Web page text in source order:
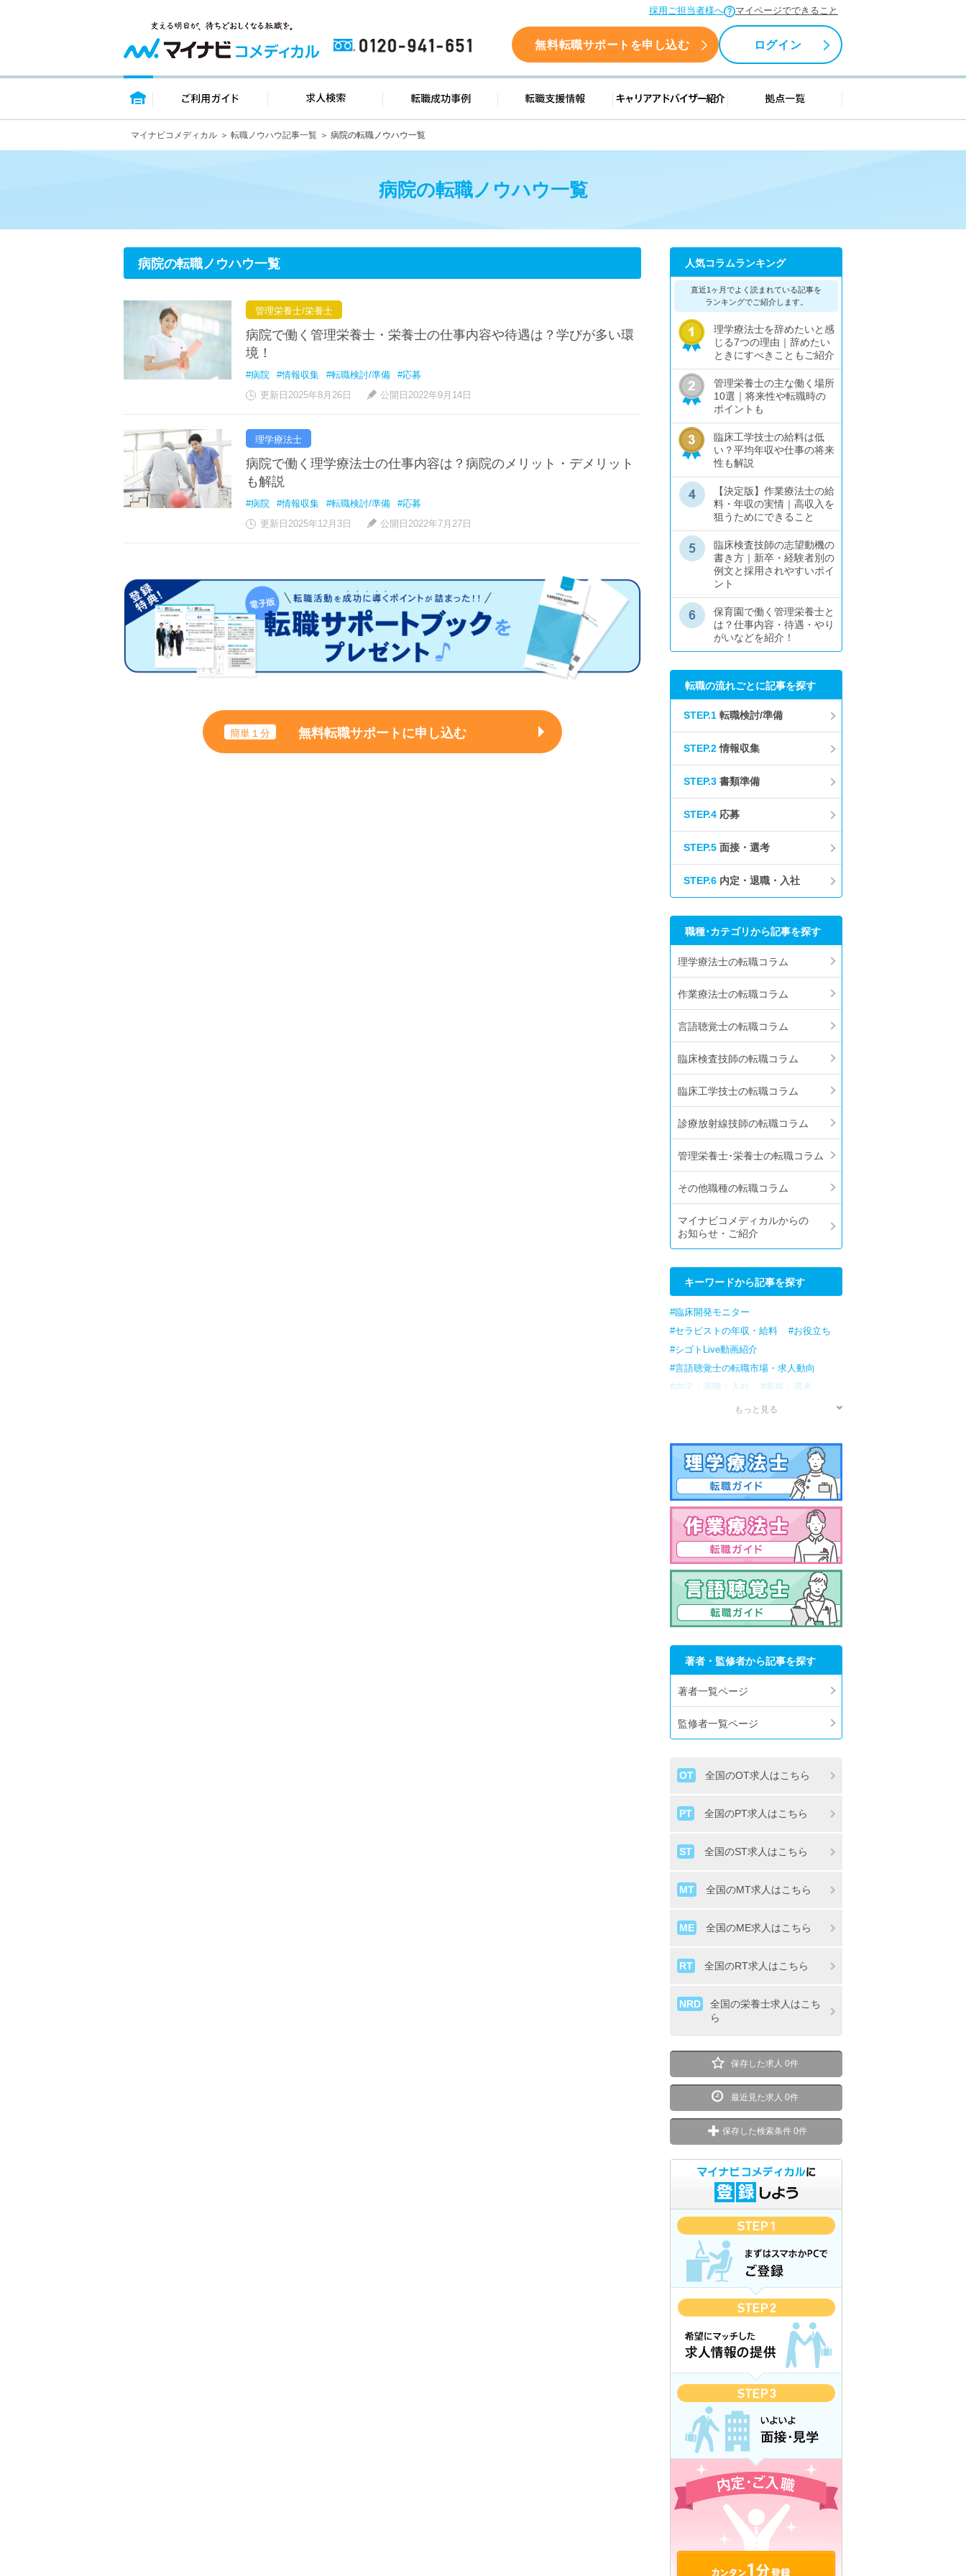
採用ご担当者様へ マイページでできること
0120-941-651 無料転職サポートを申し込む ログイン
トップページ ご利用ガイド 求人検索 転職成功事例 転職支援情報 キャリアアドバイザー紹介 拠点一覧
マイナビコメディカル 転職ノウハウ記事一覧 病院の転職ノウハウ一覧
病院の転職ノウハウ一覧
病院の転職ノウハウ一覧
管理栄養士/栄養士
病院で働く管理栄養士・栄養士の仕事内容や待遇は？学びが多い環
境！
#病院 #情報収集 #転職検討/準備
#応募
更新日2025年8月26日
公開日2022年9月14日
理学療法士
病院で働く理学療法士の仕事内容は？病院のメリット・デメリット
も解説
#病院 #情報収集 #転職検討/準備
#応募
更新日2025年12月3日
公開日2022年7月27日
簡単１分 無料転職サポートに申し込む
人気コラムランキング
直近1ヶ月でよく読まれている記事を
ランキングでご紹介します。
理学療法士を辞めたいと感
じる7つの理由｜辞めたい
ときにすべきこともご紹介
管理栄養士の主な働く場所
10選｜将来性や転職時の
ポイントも
臨床工学技士の給料は低
い？平均年収や仕事の将来
性も解説
【決定版】作業療法士の給
料・年収の実情｜高収入を
狙うためにできること
臨床検査技師の志望動機の
書き方｜新卒・経験者別の
例文と採用されやすいポイ
ント
保育園で働く管理栄養士と
は？仕事内容・待遇・やり
がいなどを紹介！
転職の流れごとに記事を探す
STEP.1 転職検討/準備
STEP.2情報収集
STEP.3 書類準備
STEP.4 応募
STEP.5 面接・選考
STEP.6 内定・退職・入社
職種･カテゴリから記事を探す
理学療法士の転職コラム
作業療法士の転職コラム
言語聴覚士の転職コラム
臨床検査技師の転職コラム
臨床工学技士の転職コラム
診療放射線技師の転職コラム
管理栄養士･栄養士の転職コラム
その他職種の転職コラム
マイナビコメディカルからの
お知らせ・ご紹介
キーワードから記事を探す
#臨床開発モニター
#セラピストの年収・給料
#お役立ち
#シゴトLive動画紹介
#言語聴覚士の転職市場・求人動向
#内定・退職・入社
#面接・選考
#書類準備
#転職検討/準備
#作業療法士の転職市場・求人動向
#理学療法士の転職市場・求人動向
#セラピストの転職市場・求人動向
#男性
#資格 #年収・給料
#病院
#アプリケーションスペシャリスト
#治験コーディネーター
#訪問リハビリ
#資格試験
#保育園
#クリニック
#転職ノウハウ
#女性の転職
#国家試験 #薬局
もっと見る
著者・監修者から記事を探す
著者一覧ページ
監修者一覧ページ
OT 全国のOT求人はこちら
PT 全国のPT求人はこちら
ST 全国のST求人はこちら
MT 全国のMT求人はこちら
ME 全国のME求人はこちら
RT 全国のRT求人はこちら
NRD
全国の栄養士求人はこち
ら